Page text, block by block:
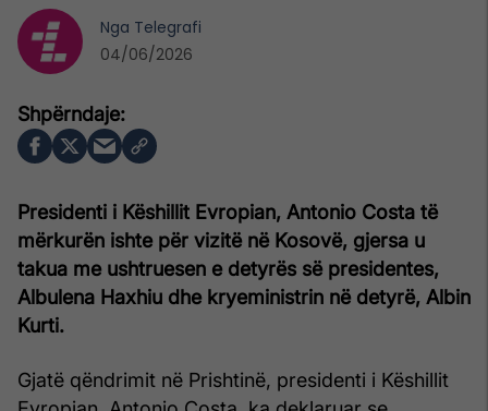
Presidenti i Këshillit Evropian, Antonio Costa të
mërkurën ishte për vizitë në Kosovë, gjersa u
takua me ushtruesen e detyrës së presidentes,
Albulena Haxhiu dhe kryeministrin në detyrë, Albin
Kurti.
Gjatë qëndrimit në Prishtinë, presidenti i Këshillit
Nga Telegrafi
04/06/2026